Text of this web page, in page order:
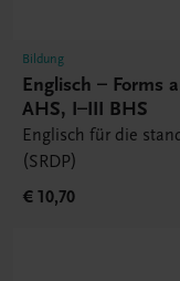
Bildung
Englisch – Forms
AHS, I–III BHS
Englisch für die
(SRDP)
€ 10,70